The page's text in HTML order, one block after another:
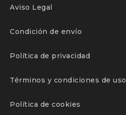
Aviso Legal
Condición de envío
Política de privacidad
Términos y condiciones de uso
Política de cookies